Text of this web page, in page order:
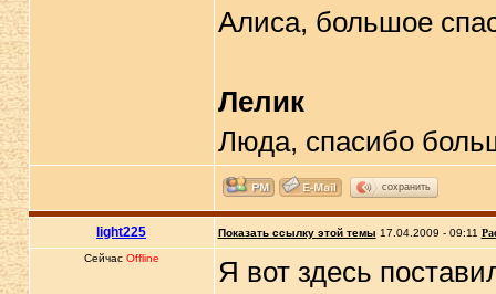
Алиса, большое
Лелик
Люда, спасибо
сохранить
light225 Показать ссылку этой темы 17.04.2009 - 09:11
Сейчас Offline
Я вот здесь